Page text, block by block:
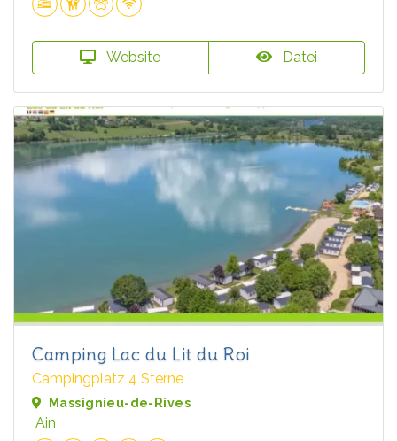
Website Datei
Camping Lac du Lit du Roi
Campingplatz 4 Sterne
Massignieu-de-Rives
Ain